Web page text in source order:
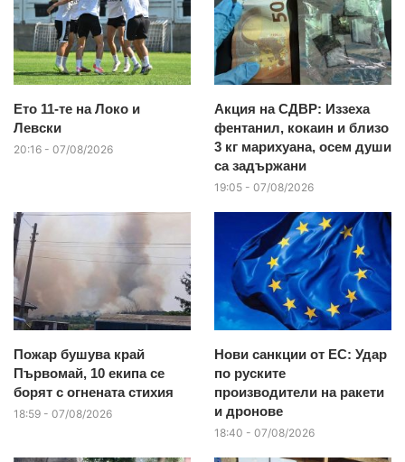
Ето 11-те на Локо и
Левски
20:16 - 07/08/2026
Акция на СДВР: Иззеха
фентанил, кокаин и близо
3 кг марихуана, осем души
са задържани
19:05 - 07/08/2026
Пожар бушува край
Първомай, 10 екипа се
борят с огнената стихия
18:59 - 07/08/2026
Нови санкции от ЕС: Удар
по руските
производители на ракети
и дронове
18:40 - 07/08/2026